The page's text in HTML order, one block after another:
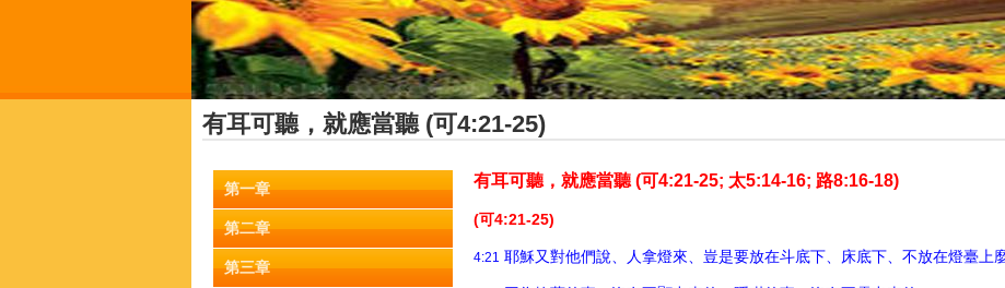
有耳可聽，就應當聽 (可4:21-25)
第一章
第二章
第三章
有耳可聽，就應當聽 (可4:21-25; 太5:14-16; 路8:16-18)
(可4:21-25)
4:21 耶穌又對他們說、人拿燈來、豈是要放在斗底下、床底下、不放在燈臺上麼